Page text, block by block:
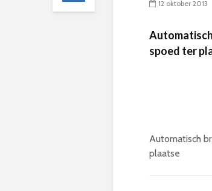
12 oktober 2013
spoed ter
Automatisch
plaatse